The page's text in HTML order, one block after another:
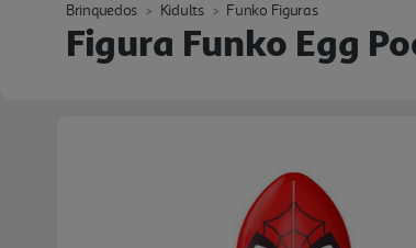
Brinquedos Kidults Funko Figuras
Figura Funko Egg